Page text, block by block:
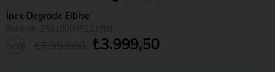
İpek Degrade Elbise
₺3.999,50